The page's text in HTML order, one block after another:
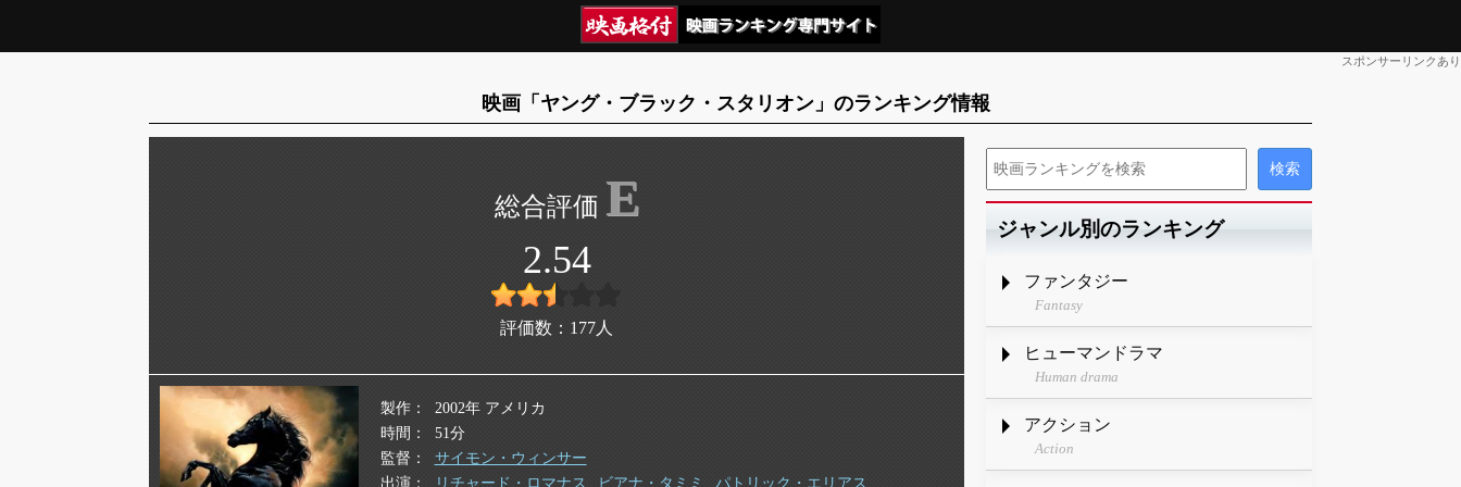
スポンサーリンクあり
映画「ヤング・ブラック・スタリオン」のランキング情報
E
2.54
評価数： 177 人
製作
2002年 アメリカ
時間
51分
監督
サイモン・ウィンサー
出演
リチャード・ロマナス ビアナ・タミミ
パトリック・エリアス
ジャンル別のランキング
ファンタジー
Fantasy
ヒューマンドラマ
Human drama
アクション
Action